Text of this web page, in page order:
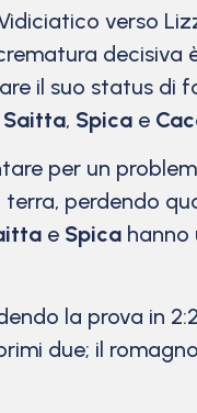
verso
decisiva
il suo status di
Saitta, Spica e
per un
perdendo
e Spica
la prova in
due; il